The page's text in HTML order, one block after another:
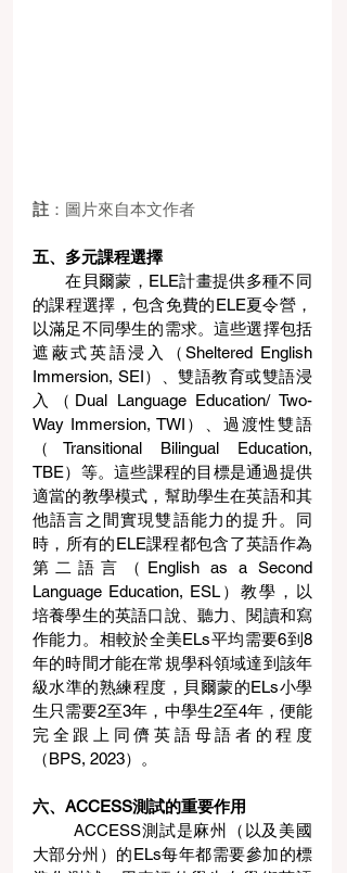
註 ：圖片來自本文作者
五、多元課程選擇
在貝爾蒙，ELE計畫提供多種不同
的課程選擇，包含免費的ELE夏令營，
以滿足不同學生的需求。這些選擇包括
遮蔽式英語浸入（Sheltered English
Immersion, SEI）、雙語教育或雙語浸
入（Dual Language Education/ Two-
Way Immersion, TWI）、過渡性雙語
（Transitional Bilingual Education,
TBE）等。這些課程的目標是通過提供
適當的教學模式，幫助學生在英語和其
他語言之間實現雙語能力的提升。同
時，所有的ELE課程都包含了英語作為
第二語言（English as a Second
Language Education, ESL）教學，以
培養學生的英語口說、聽力、閱讀和寫
作能力。相較於全美ELs平均需要6到8
年的時間才能在常規學科領域達到該年
級水準的熟練程度，貝爾蒙的ELs小學
生只需要2至3年，中學生2至4年，便能
完全跟上同儕英語母語者的程度
（BPS, 2023）。
六、ACCESS測試的重要作用
ACCESS測試是麻州（以及美國
大部分州）的ELs每年都需要參加的標